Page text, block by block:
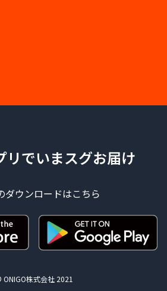
リでいまスグお届け
ダウンロードはこちら
ONIGO株式会社 2021